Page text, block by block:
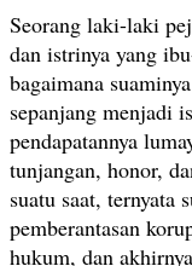
Seorang laki-laki
dan istrinya yang
bagaimana
sepanjang menjadi
pendapatannya
tunjangan, honor,
suatu saat, ternyata
pemberantasan
hukum, dan